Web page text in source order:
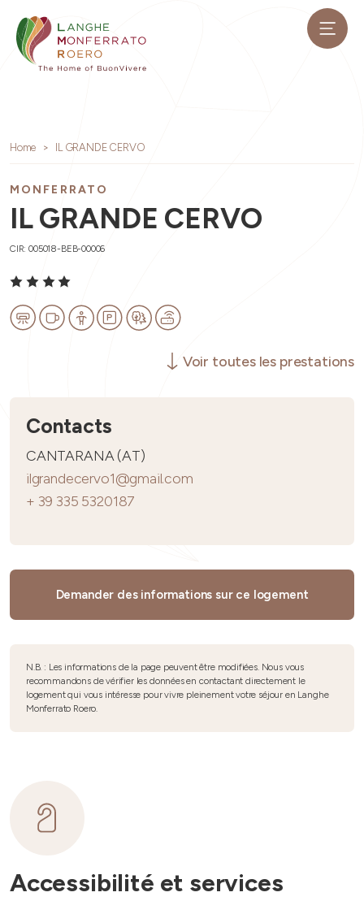
Home IL GRANDE CERVO
MONFERRATO
IL GRANDE CERVO
CIR: 005018-BEB-00006
Voir toutes les prestations
Contacts
CANTARANA (AT)
ilgrandecervo1@gmail.com
+ 39 335 5320187
Demander des informations sur ce logement
N.B. : Les informations de la page peuvent être modifiées. Nous vous
recommandons de vérifier les données en contactant directement le
logement qui vous intéresse pour vivre pleinement votre séjour en Langhe
Monferrato Roero.
Accessibilité et services